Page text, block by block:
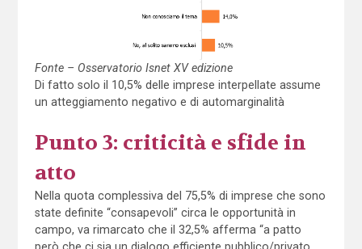
Fonte – Osservatorio Isnet XV edizione
Di fatto solo il 10,5% delle imprese interpellate assume
un atteggiamento negativo e di automarginalità
Punto 3: criticità e sfide in
atto
Nella quota complessiva del 75,5% di imprese che sono
state definite “consapevoli” circa le opportunità in
campo, va rimarcato che il 32,5% afferma “a patto